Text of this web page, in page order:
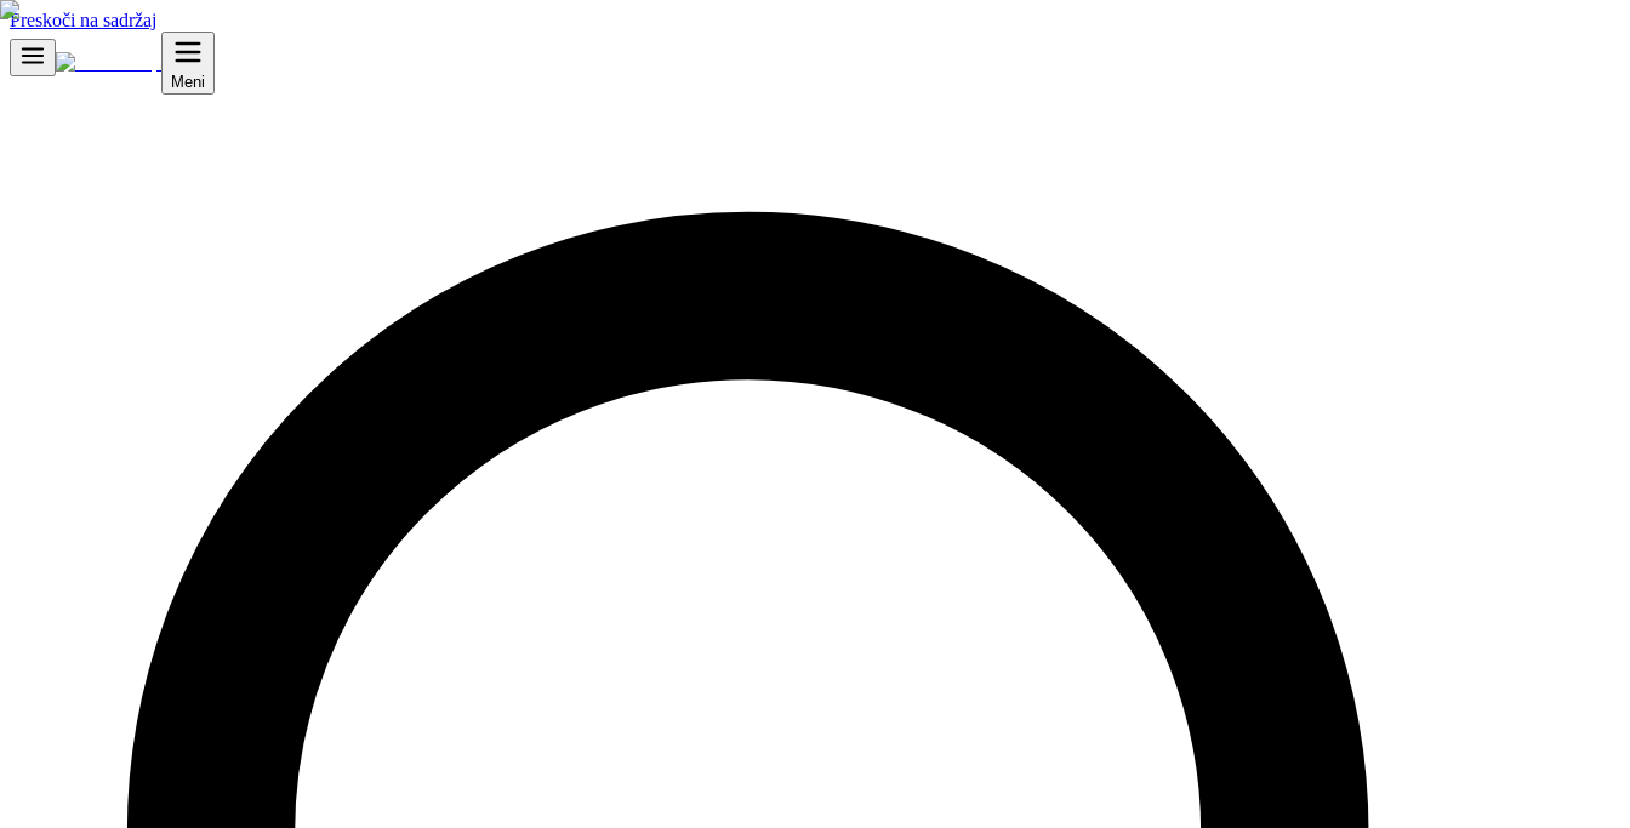
Preskoči na sadržaj
Meni